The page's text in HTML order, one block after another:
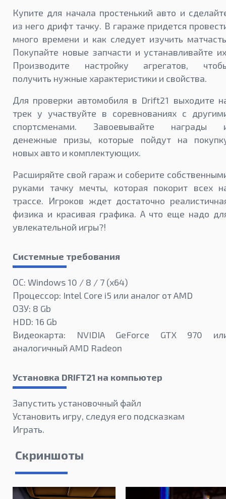
Купите для начала простенький авто и
из него дрифт тачку. В гараже придется
много времени и как следует изучить
Покупайте новые запчасти и устанавливайте
Производите настройку агрегатов,
получить нужные характеристики и свойства.
Для проверки автомобиля в Drift21 выходите
трек у участвуйте в соревнованиях с
спортсменами. Завоевывайте награды
денежные призы, которые пойдут на
новых авто и комплектующих.
Расширяйте свой гараж и соберите
руками тачку мечты, которая покорит всех
трассе. Игроков ждет достаточно
физика и красивая графика. А что еще надо
увлекательной игры?!
Системные требования
ОС: Windows 10 / 8 / 7 (x64)
Процессор: Intel Core i5 или аналог от AMD
ОЗУ: 8 Gb
HDD: 16 Gb
Видеокарта: NVIDIA GeForce GTX 970
аналогичный AMD Radeon
Установка DRIFT21 на компьютер
Запустить установочный файл
Установить игру, следуя его подсказкам
Играть.
Скриншоты